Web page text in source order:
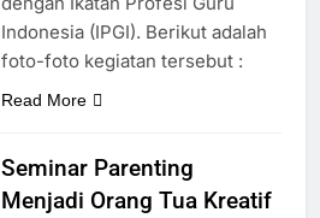
Indonesia (IPGI). Berikut adalah
foto-foto kegiatan tersebut :
Read More
Seminar Parenting
Menjadi Orang Tua Kreatif